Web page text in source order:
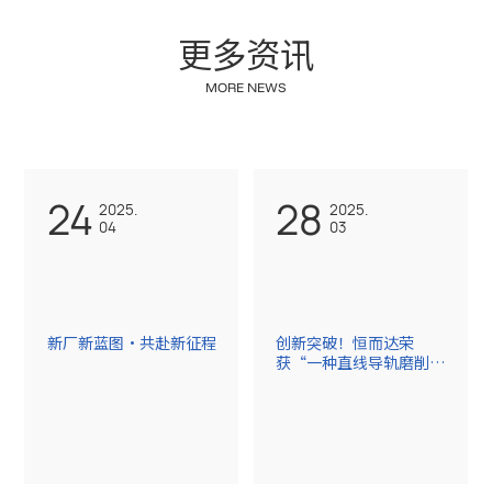
更多资讯
MORE NEWS
24 2025.
04
新厂新蓝图·共赴新征程
28 2025.
03
创新突破！恒而达荣
获“一种直线导轨磨削加